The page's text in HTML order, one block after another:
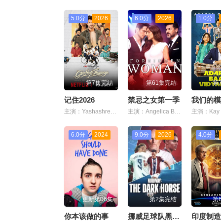
5.0分 2026
第7集完结
记住2026
主演：Yashashree Rao,Viraj Ashwin
6.0分 2026
第61集完结
禁忌之女第一季
主演：Angelica Blandon,Valerie Domínguez,Natalia Castañeda
1.0分
第
我们的
6.0分 2024
更新第06集
你本该做的事
9.0分 2026
第2集完结
挪威足球队黑马之路
4.0分
第